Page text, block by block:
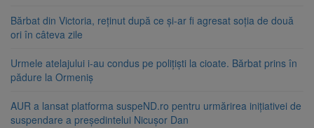
Bărbat din Victoria, reținut după ce și-ar fi agresat soția de două
ori în câteva zile
Urmele atelajului i-au condus pe polițiști la cioate. Bărbat prins în
pădure la Ormeniș
AUR a lansat platforma suspeND.ro pentru urmărirea inițiativei de
suspendare a președintelui Nicușor Dan